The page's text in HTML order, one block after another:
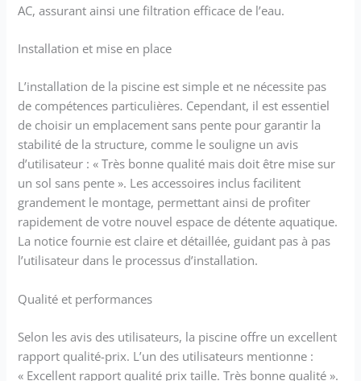
AC, assurant ainsi une filtration efficace de l’eau.
Installation et mise en place
L’installation de la piscine est simple et ne nécessite pas
de compétences particulières. Cependant, il est essentiel
de choisir un emplacement sans pente pour garantir la
stabilité de la structure, comme le souligne un avis
d’utilisateur : « Très bonne qualité mais doit être mise sur
un sol sans pente ». Les accessoires inclus facilitent
grandement le montage, permettant ainsi de profiter
rapidement de votre nouvel espace de détente aquatique.
La notice fournie est claire et détaillée, guidant pas à pas
l’utilisateur dans le processus d’installation.
Qualité et performances
Selon les avis des utilisateurs, la piscine offre un excellent
rapport qualité-prix. L’un des utilisateurs mentionne :
« Excellent rapport qualité prix taille. Très bonne qualité ».